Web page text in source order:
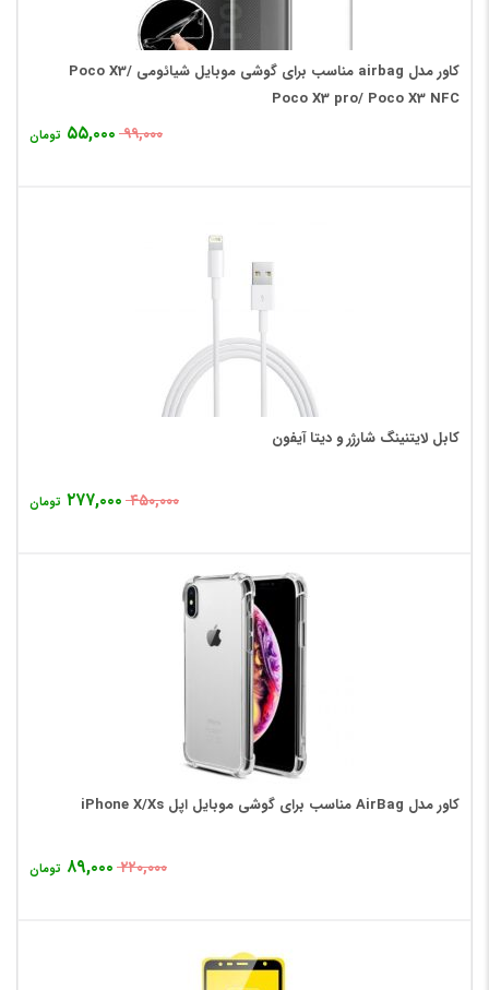
کاور مدل airbag مناسب برای گوشی موبایل شیائومی Poco X3/
Poco X3 pro/ Poco X3 NFC
۹۹,۰۰۰ ۵۵,۰۰۰ تومان
کابل لایتنینگ شارژر و دیتا آیفون
۴۵۰,۰۰۰ ۲۷۷,۰۰۰ تومان
کاور مدل AirBag مناسب برای گوشی موبایل اپل iPhone X/Xs
۲۲۰,۰۰۰ ۸۹,۰۰۰ تومان